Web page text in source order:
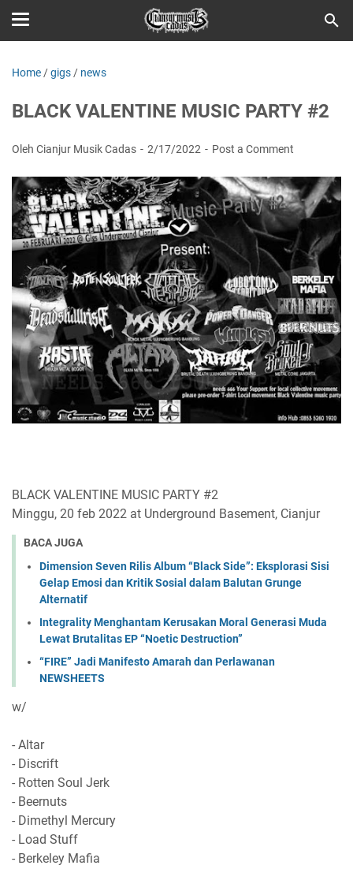
Home /gigs / news
BLACK VALENTINE MUSIC PARTY #2
Oleh Cianjur Musik Cadas 2/17/2022 Post a Comment
BLACK VALENTINE MUSIC PARTY #2
Minggu, 20 feb 2022 at Underground Basement, Cianjur
BACA JUGA
Dimension Seven Rilis Album “Black Side”: Eksplorasi Sisi
Gelap Emosi dan Kritik Sosial dalam Balutan Grunge
Alternatif
Integrality Menghantam Kerusakan Moral Generasi Muda
Lewat Brutalitas EP “Noetic Destruction”
“FIRE” Jadi Manifesto Amarah dan Perlawanan
NEWSHEETS
w/
- Altar
- Discrift
- Rotten Soul Jerk
- Beernuts
- Dimethyl Mercury
- Load Stuff
- Berkeley Mafia